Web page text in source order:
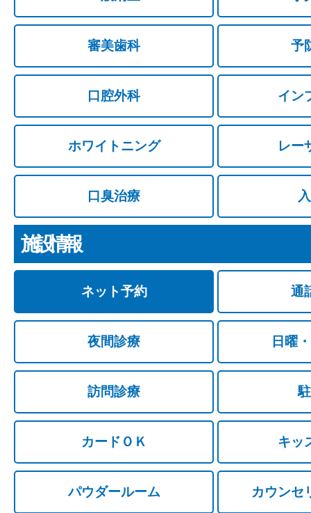
審美歯科 予
口腔外科 イン
ホワイトニング レー
口臭治療
施設情報
ネット予約 通
夜間診療 日曜
訪問診療
カードＯＫ キッ
パウダールーム カウンセ